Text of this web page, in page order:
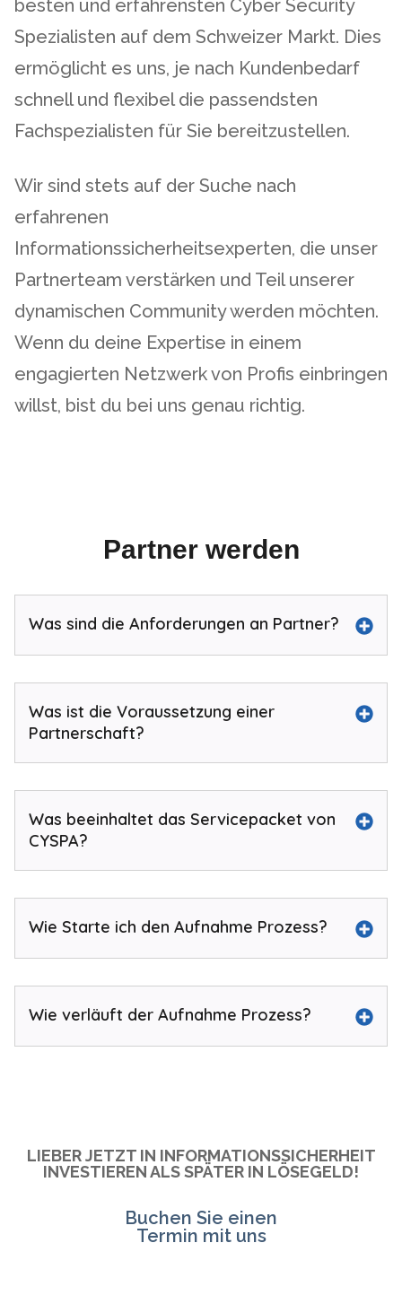
besten und erfahrensten Cyber Security
Spezialisten auf dem Schweizer Markt. Dies
ermöglicht es uns, je nach Kundenbedarf
schnell und flexibel die passendsten
Fachspezialisten für Sie bereitzustellen.
Wir sind stets auf der Suche nach
erfahrenen
Informationssicherheitsexperten, die unser
Partnerteam verstärken und Teil unserer
dynamischen Community werden möchten.
Wenn du deine Expertise in einem
engagierten Netzwerk von Profis einbringen
willst, bist du bei uns genau richtig.
Partner werden
Was sind die Anforderungen an Partner?
Was ist die Voraussetzung einer
Partnerschaft?
Was beeinhaltet das Servicepacket von
CYSPA?
Wie Starte ich den Aufnahme Prozess?
Wie verläuft der Aufnahme Prozess?
LIEBER JETZT IN INFORMATIONSSICHERHEIT
INVESTIEREN ALS SPÄTER IN LÖSEGELD!
Buchen Sie einen
Termin mit uns